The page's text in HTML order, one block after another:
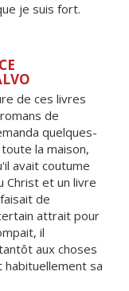
je suis fort.
de ces livres
de
quelques-
la maison,
avait coutume
Christ et un livre
de
attrait pour
il
aux choses
habituellement sa